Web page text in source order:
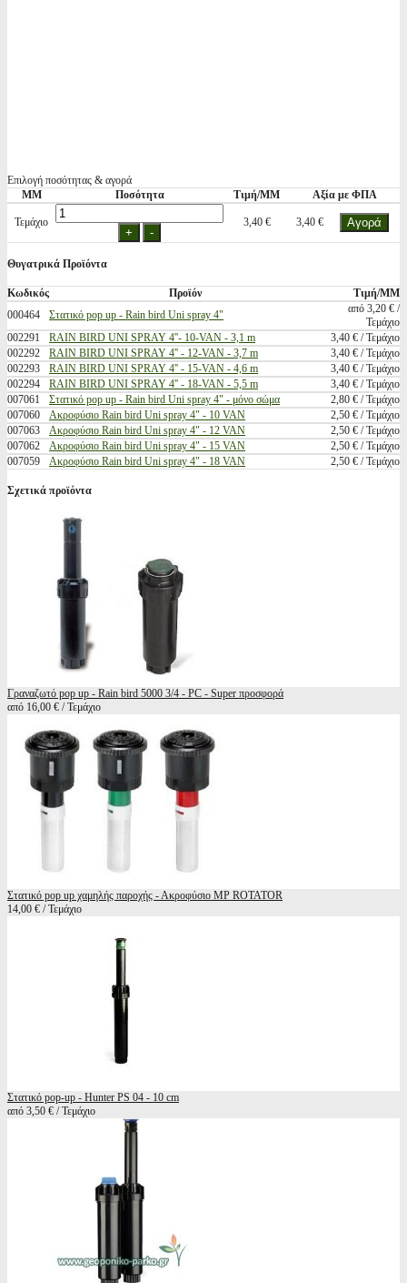
Επιλογή ποσότητας & αγορά
ΜΜ
Ποσότητα Τιμή/ΜΜ Αξία με ΦΠΑ
Τεμάχιο 3,40 € 3,40 €
Θυγατρικά Προϊόντα
Κωδικός Προϊόν
Τιμή/ΜΜ
000464
Στατικό pop up - Rain bird Uni spray 4"
από 3,20 € /
Τεμάχιο
002291
RAIN BIRD UNI SPRAY 4''- 10-VAN - 3,1 m
3,40 € / Τεμάχιο
002292
RAIN BIRD UNI SPRAY 4'' - 12-VAN - 3,7 m
3,40 € / Τεμάχιο
002293
RAIN BIRD UNI SPRAY 4'' - 15-VAN - 4,6 m
3,40 € / Τεμάχιο
002294
RAIN BIRD UNI SPRAY 4'' - 18-VAN - 5,5 m
3,40 € / Τεμάχιο
007061
Στατικό pop up - Rain bird Uni spray 4" - μόνο σώμα
2,80 € / Τεμάχιο
007060
Ακροφύσιο Rain bird Uni spray 4" - 10 VAN
2,50 € / Τεμάχιο
007063
Ακροφύσιο Rain bird Uni spray 4" - 12 VAN
2,50 € / Τεμάχιο
007062
Ακροφύσιο Rain bird Uni spray 4" - 15 VAN
2,50 € / Τεμάχιο
007059
Ακροφύσιο Rain bird Uni spray 4" - 18 VAN 2,50 € / Τεμάχιο
Σχετικά προϊόντα
Γραναζωτό pop up - Rain bird 5000 3/4 - PC - Super προσφορά
από 16,00 € / Τεμάχιο
Στατικό pop up χαμηλής παροχής - Ακροφύσιο MP ROTATOR
14,00 € / Τεμάχιο
Στατικό pop-up - Hunter PS 04 - 10 cm
από 3,50 € / Τεμάχιο